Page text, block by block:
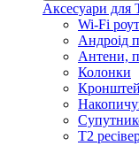
Аксесуари для
Wi-Fi
Андроід
Антени,
Колонки
Т2